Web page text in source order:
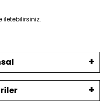
iletebilirsiniz.